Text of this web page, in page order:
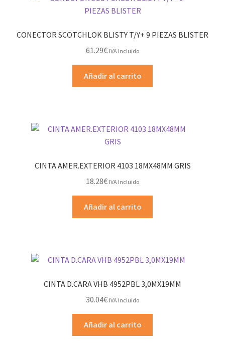
CONECTOR SCOTCHLOK BLISTY T/Y+ 9 PIEZAS BLISTER
61.29€ IVA Incluido
Añadir al carrito
CINTA AMER.EXTERIOR 4103 18MX48MM GRIS
18.28€ IVA Incluido
Añadir al carrito
CINTA D.CARA VHB 4952PBL 3,0MX19MM
30.04€ IVA Incluido
Añadir al carrito